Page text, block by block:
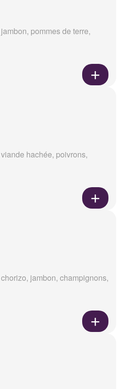
pommes de terre,
hachée, poivrons,
jambon, champignons,